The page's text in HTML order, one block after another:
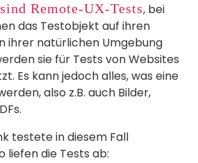
Remote-UX-Tests, bei
das Testobjekt auf ihren
ihrer natürlichen Umgebung
sie für Tests von Websites
Es kann jedoch alles, was eine
also z.B. auch Bilder,
testete in diesem Fall
liefen die Tests ab: